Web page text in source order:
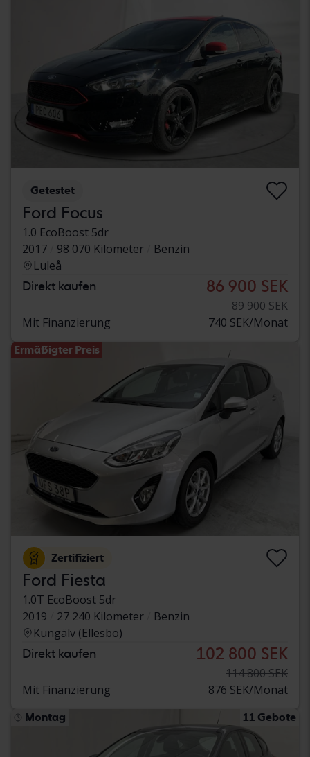
Getestet
Ford Focus
1.0 EcoBoost 5dr
2017
98 070 Kilometer
Benzin
Luleå
Direkt kaufen 86 900 SEK
89 900 SEK
Mit Finanzierung
740 SEK/Monat
Ermäßigter Preis
Zertifiziert
Ford Fiesta
1.0T EcoBoost 5dr
2019
27 240 Kilometer
Benzin
Kungälv (Ellesbo)
Direkt kaufen 102 800 SEK
114 800 SEK
Mit Finanzierung
876 SEK/Monat
Montag 11 Gebote